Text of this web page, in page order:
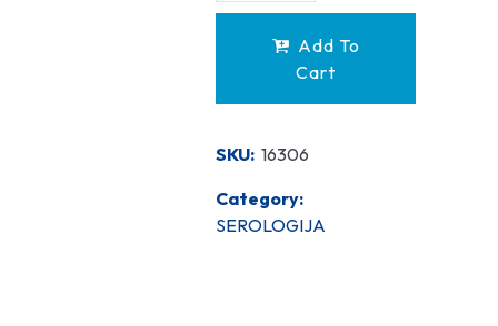
Add To
Cart
SKU: 16306
Category:
SEROLOGIJA